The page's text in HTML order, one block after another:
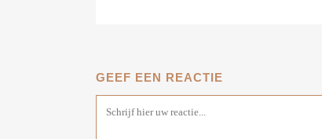
GEEF EEN REACTIE